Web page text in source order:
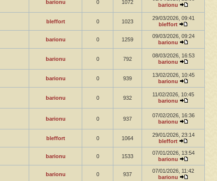
barionu 0 1072
barionu
bleffort 0 1023
29/03/2026, 09:41
bleffort
barionu 0 1259
09/03/2026, 09:24
barionu
barionu 0 792
08/03/2026, 16:53
barionu
barionu 0 939
13/02/2026, 10:45
barionu
barionu 0 932
11/02/2026, 10:45
barionu
barionu 0 937
07/02/2026, 16:36
barionu
bleffort 0 1064
29/01/2026, 23:14
bleffort
barionu 0 1533
07/01/2026, 13:54
barionu
barionu 0 937
07/01/2026, 11:42
barionu